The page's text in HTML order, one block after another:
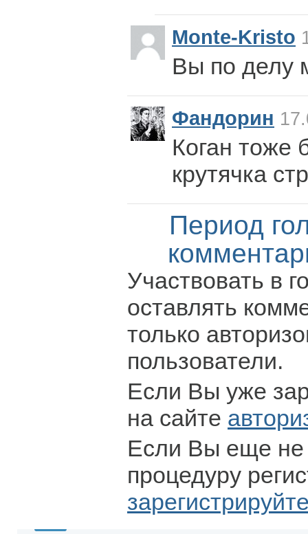
Monte-Kristo
Вы по делу
Фандорин
Коган тоже
крутячка
Период
Участвовать в
оставлять
только
пользователи.
Если Вы уже
на сайте
Если Вы еще не
процедуру